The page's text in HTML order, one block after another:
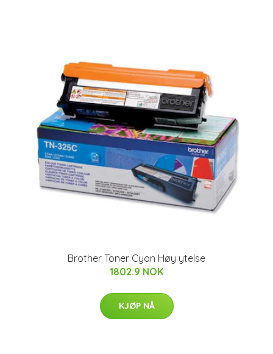
Brother Toner Cyan Høy ytelse
1802.9 NOK
KJØP NÅ